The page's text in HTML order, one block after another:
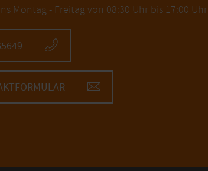
Montag - Freitag von 08:30 Uhr bis 17:00 Uhr